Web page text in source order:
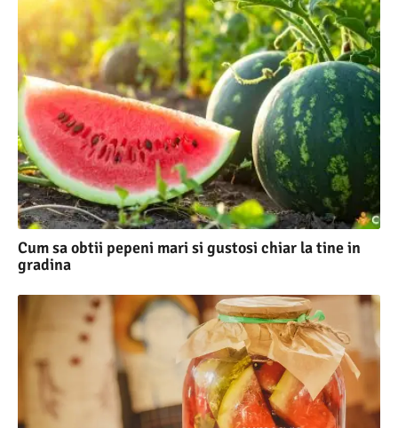
Cum sa obtii pepeni mari si gustosi chiar la tine in
gradina